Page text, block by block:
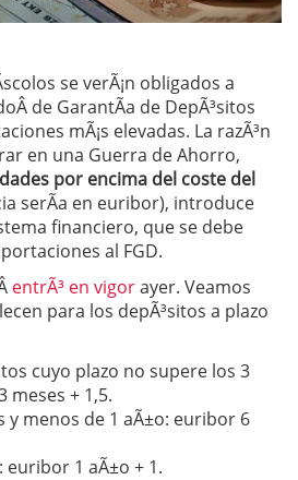
se verÃ¡n obligados a
de GarantÃ­a de DepÃ³sitos
mÃ¡s elevadas. La razÃ³n
en una Guerra de Ahorro,
por encima del coste del
serÃ­a en euribor), introduce
financiero, que se debe
al FGD.
entrÃ³ en vigorayer. Veamos
para los depÃ³sitos a plazo
cuyo plazo no supere los 3
meses + 1,5.
y menos de 1 aÃ±o: euribor 6
euribor 1 aÃ±o + 1.